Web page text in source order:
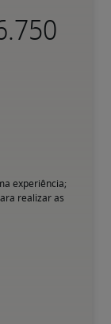
experiência;
realizar as